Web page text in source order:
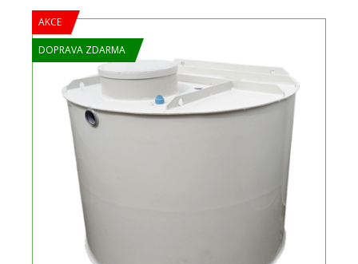
AKCE
DOPRAVA ZDARMA